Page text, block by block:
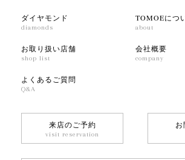
ダイヤモンド
diamonds
TOMOEにつ
about
お取り扱い店舗
shop list
会社概要
company
よくあるご質問
Q&A
来店のご予約
visit reservation